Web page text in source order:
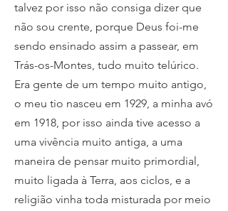
talvez por isso não consiga dizer que
não sou crente, porque Deus foi-me
sendo ensinado assim a passear, em
Trás-os-Montes, tudo muito telúrico.
Era gente de um tempo muito antigo,
o meu tio nasceu em 1929, a minha avó
em 1918, por isso ainda tive acesso a
uma vivência muito antiga, a uma
maneira de pensar muito primordial,
muito ligada à Terra, aos ciclos, e a
religião vinha toda misturada por meio